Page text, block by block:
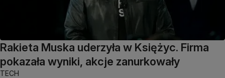
Rakieta Muska uderzyła w Księżyc. Firma
pokazała wyniki, akcje zanurkowały
TECH